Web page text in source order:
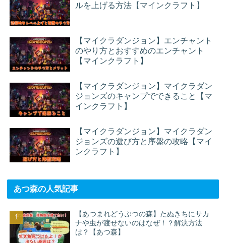
ルを上げる方法【マインクラフト】
【マイクラダンジョン】エンチャント
のやり方とおすすめのエンチャント
【マインクラフト】
【マイクラダンジョン】マイクラダン
ジョンズのキャンプでできること【マ
インクラフト】
【マイクラダンジョン】マイクラダン
ジョンズの遊び方と序盤の攻略【マイ
ンクラフト】
あつ森の人気記事
【あつまれどうぶつの森】たぬきちにサカ
ナや虫が渡せないのはなぜ！？解決方法
は？【あつ森】